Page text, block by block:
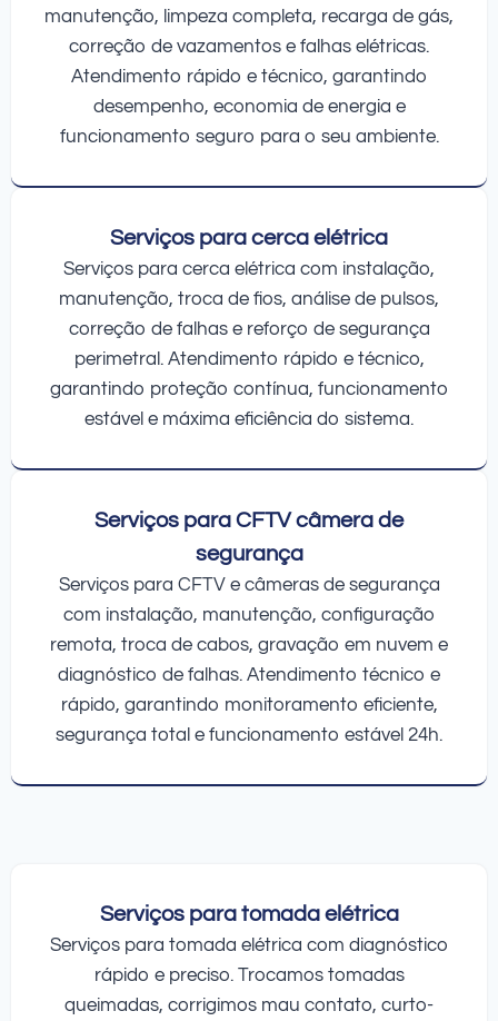
manutenção, limpeza completa, recarga de gás,
correção de vazamentos e falhas elétricas.
Atendimento rápido e técnico, garantindo
desempenho, economia de energia e
funcionamento seguro para o seu ambiente.
Serviços para cerca elétrica
Serviços para cerca elétrica com instalação,
manutenção, troca de fios, análise de pulsos,
correção de falhas e reforço de segurança
perimetral. Atendimento rápido e técnico,
garantindo proteção contínua, funcionamento
estável e máxima eficiência do sistema.
Serviços para CFTV câmera de
segurança
Serviços para CFTV e câmeras de segurança
com instalação, manutenção, configuração
remota, troca de cabos, gravação em nuvem e
diagnóstico de falhas. Atendimento técnico e
rápido, garantindo monitoramento eficiente,
segurança total e funcionamento estável 24h.
Serviços para tomada elétrica
Serviços para tomada elétrica com diagnóstico
rápido e preciso. Trocamos tomadas
queimadas, corrigimos mau contato, curto-